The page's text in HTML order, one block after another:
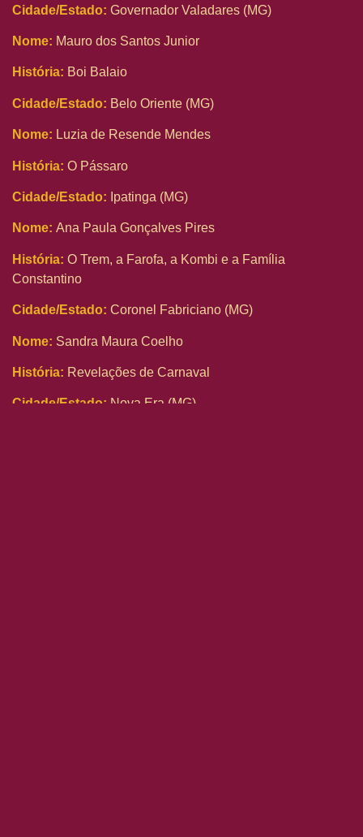
Cidade/Estado: Governador Valadares (MG)
Nome: Mauro dos Santos Junior
História: Boi Balaio
Cidade/Estado: Belo Oriente (MG)
Nome: Luzia de Resende Mendes
História: O Pássaro
Cidade/Estado: Ipatinga (MG)
Nome: Ana Paula Gonçalves Pires
História: O Trem, a Farofa, a Kombi e a Família
Constantino
Cidade/Estado: Coronel Fabriciano (MG)
Nome: Sandra Maura Coelho
História: Revelações de Carnaval
Cidade/Estado: Nova Era (MG)